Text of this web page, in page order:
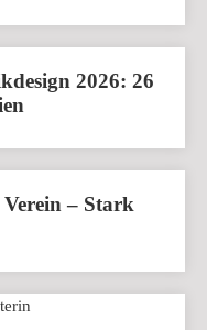
2026: 26
– Stark